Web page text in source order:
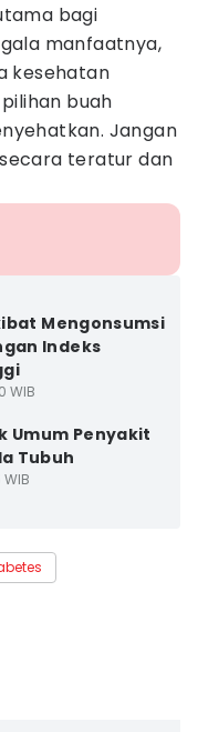
bagi
manfaatnya,
kesehatan
buah
Jangan
teratur dan
Mengonsumsi
Indeks
WIB
Umum Penyakit
Tubuh
WIB